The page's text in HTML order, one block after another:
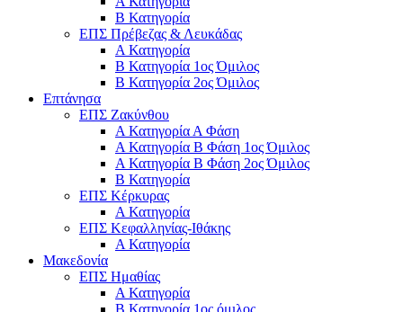
Β Κατηγορία
ΕΠΣ Πρέβεζας & Λευκάδας
Α Κατηγορία
Β Κατηγορία 1ος Όμιλος
Β Κατηγορία 2ος Όμιλος
Επτάνησα
ΕΠΣ Ζακύνθου
Α Κατηγορία Α Φάση
Α Κατηγορία Β Φάση 1ος Όμιλος
Α Κατηγορία Β Φάση 2ος Όμιλος
Β Κατηγορία
ΕΠΣ Κέρκυρας
A Κατηγορία
ΕΠΣ Κεφαλληνίας-Ιθάκης
Α Κατηγορία
Μακεδονία
ΕΠΣ Ημαθίας
Α Κατηγορία
Β Κατηγορία 1ος όμιλος